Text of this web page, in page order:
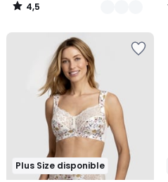
4,5
/
Plus Size disponible